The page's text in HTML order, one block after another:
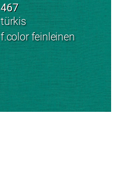
467
türkis
f.color feinleinen